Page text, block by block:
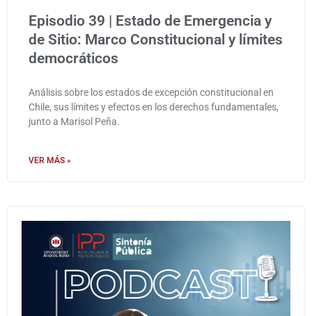
Episodio 39 | Estado de Emergencia y
de Sitio: Marco Constitucional y límites
democráticos
Análisis sobre los estados de excepción constitucional en
Chile, sus límites y efectos en los derechos fundamentales,
junto a Marisol Peña.
VER MÁS »